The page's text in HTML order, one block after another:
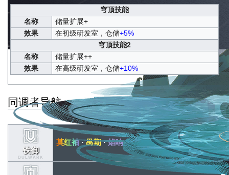
穹顶技能
名称
储量扩展+
效果
在初级研发室，仓储+5%
穹顶技能2
名称
储量扩展++
效果
在高级研发室，仓储+10%
同调者导航
1星 4星 5星 6星
铁御
BULWARK
莫红袖·禺期·焰响·田偌